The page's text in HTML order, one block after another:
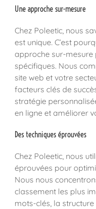
Une approche sur-mesure
Chez Poleetic, nous
est unique. C’est
approche sur-mesure
spécifiques. Nous
site web et votre
facteurs clés de
stratégie
en ligne et améliorer
Des techniques éprouvées
Chez Poleetic, nous
éprouvées pour
Nous nous
classement les plus
mots-clés, la structure